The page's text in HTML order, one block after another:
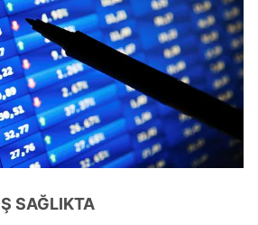
Metnimizi okumak ve sitemizde
kullanılan çerezlerle ilgili bilgi
.
SAĞLIKTA